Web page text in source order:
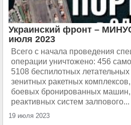
Украинский фронт –
июля 2023
Всего с начала проведения
операции уничтожено: 456
5108 беспилотных
зенитных ракетных
боевых бронированных
реактивных систем залпового...
19 июля 2023